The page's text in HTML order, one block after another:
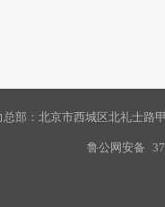
总部：北京市西城区北礼士路
鲁公网安备